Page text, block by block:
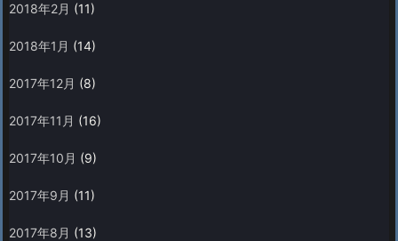
2018年2月 (11)
2018年1月 (14)
2017年12月 (8)
2017年11月 (16)
2017年10月 (9)
2017年9月 (11)
2017年8月 (13)